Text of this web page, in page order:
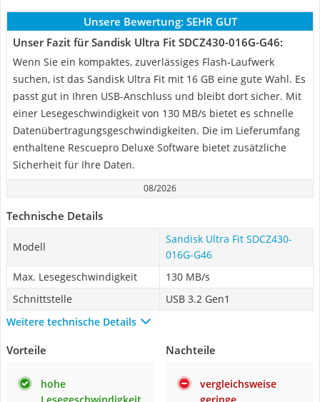
Unsere Bewertung: SEHR GUT
Unser Fazit für Sandisk Ultra Fit SDCZ430-016G-G46:
Wenn Sie ein kompaktes, zuverlässiges Flash-Laufwerk
suchen, ist das Sandisk Ultra Fit mit 16 GB eine gute Wahl. Es
passt gut in Ihren USB-Anschluss und bleibt dort sicher. Mit
einer Lesegeschwindigkeit von 130 MB/s bietet es schnelle
Datenübertragungsgeschwindigkeiten. Die im Lieferumfang
enthaltene Rescuepro Deluxe Software bietet zusätzliche
Sicherheit für Ihre Daten.
08/2026
Technische Details
Modell
Sandisk Ultra Fit SDCZ430-
016G-G46
Max. Lesegeschwindigkeit
130 MB/s
Schnittstelle
USB 3.2 Gen1
Weitere technische Details
Vorteile
hohe
Nachteile
vergleichsweise